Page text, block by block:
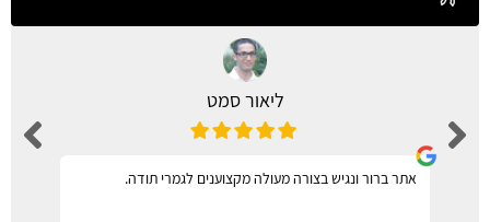
ליאור סמט
אתר ברור ונגיש בצורה מעולה מקצוענים לגמרי תודה.